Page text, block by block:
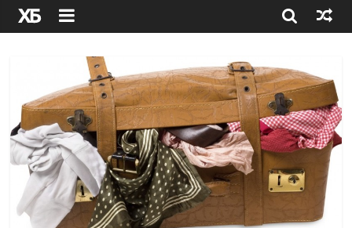
пребиотиками становится главным трендом
здорового питания